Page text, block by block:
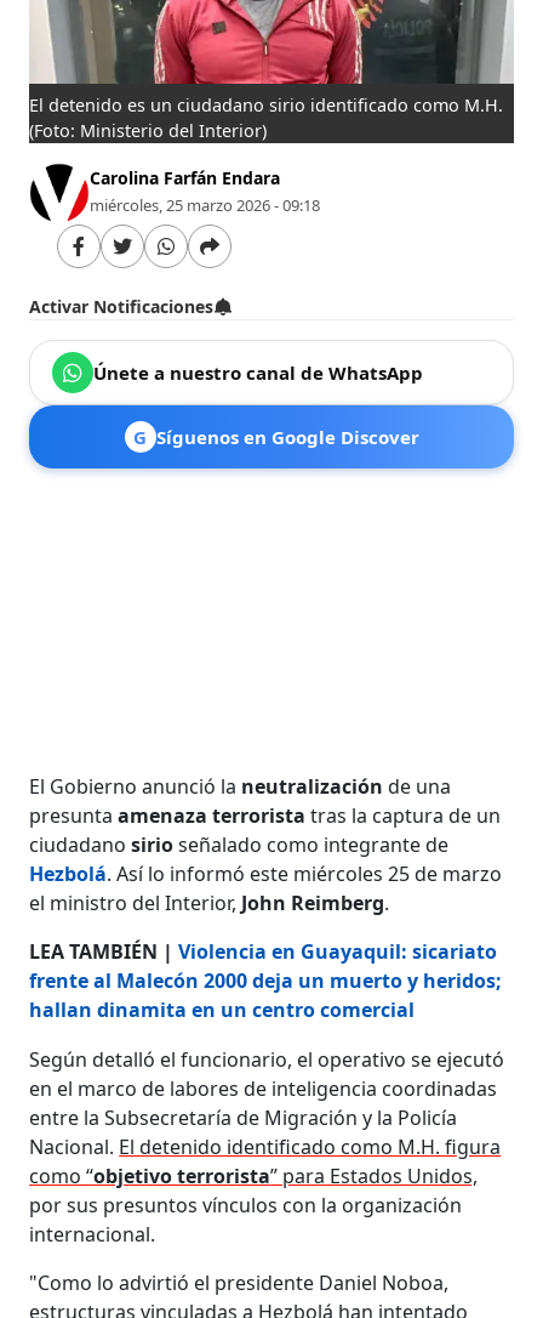
El detenido es un ciudadano sirio identificado como M.H.
(Foto: Ministerio del Interior)
Carolina Farfán Endara
miércoles, 25 marzo 2026 - 09:18
Activar Notificaciones
Únete a nuestro canal de WhatsApp
G Síguenos en Google Discover
El Gobierno anunció la neutralización de una
presuntaamenaza terrorista tras la captura de un
ciudadanosirioseñalado como integrante de
Hezbolá. Así lo informó este miércoles 25 de marzo
el ministro del Interior, John Reimberg.
LEA TAMBIÉN |Violencia en Guayaquil: sicariato
frente al Malecón 2000 deja un muerto y heridos;
hallan dinamita en un centro comercial
Según detalló el funcionario, el operativo se ejecutó
en el marco de labores de inteligencia coordinadas
entre la Subsecretaría de Migración y la Policía
Nacional. El detenido identificado como M.H. figura
como “objetivo terrorista” para Estados Unidos,
por sus presuntos vínculos con la organización
internacional.
"Como lo advirtió el presidente Daniel Noboa,
estructuras vinculadas a Hezbolá han intentado